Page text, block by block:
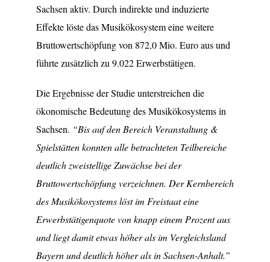
Sachsen aktiv. Durch indirekte und induzierte
Effekte löste das Musikökosystem eine weitere
Bruttowertschöpfung von 872,0 Mio. Euro aus und
führte zusätzlich zu 9.022 Erwerbstätigen.
Die Ergebnisse der Studie unterstreichen die
ökonomische Bedeutung des Musikökosystems in
Sachsen. “Bis auf den Bereich Veranstaltung &
Spielstätten konnten alle betrachteten Teilbereiche
deutlich zweistellige Zuwächse bei der
Bruttowertschöpfung verzeichnen. Der Kernbereich
des Musikökosystems löst im Freistaat eine
Erwerbstätigenquote von knapp einem Prozent aus
und liegt damit etwas höher als im Vergleichsland
Bayern und deutlich höher als in Sachsen-Anhalt.”